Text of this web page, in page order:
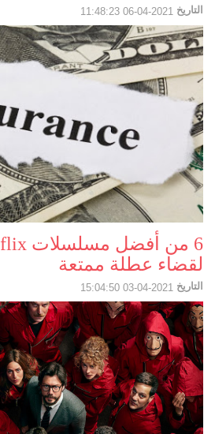
التاريخ
لقضاء عطلة ممتعة
التاريخ